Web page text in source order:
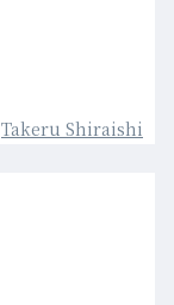
Takeru Shiraishi